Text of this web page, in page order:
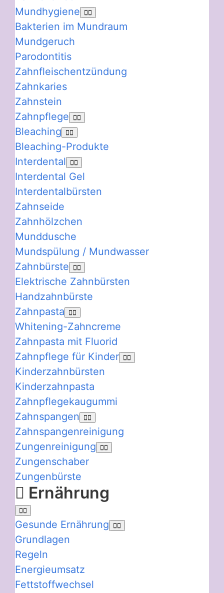
Mundhygiene
Bakterien im Mundraum
Mundgeruch
Parodontitis
Zahnfleischentzündung
Zahnkaries
Zahnstein
Zahnpflege
Bleaching
Bleaching-Produkte
Interdental
Interdental Gel
Interdentalbürsten
Zahnseide
Zahnhölzchen
Munddusche
Mundspülung / Mundwasser
Zahnbürste
Elektrische Zahnbürsten
Handzahnbürste
Zahnpasta
Whitening-Zahncreme
Zahnpasta mit Fluorid
Zahnpflege für Kinder
Kinderzahnbürsten
Kinderzahnpasta
Zahnpflegekaugummi
Zahnspangen
Zahnspangenreinigung
Zungenreinigung
Zungenschaber
Zungenbürste
Ernährung
Gesunde Ernährung
Grundlagen
Regeln
Energieumsatz
Fettstoffwechsel